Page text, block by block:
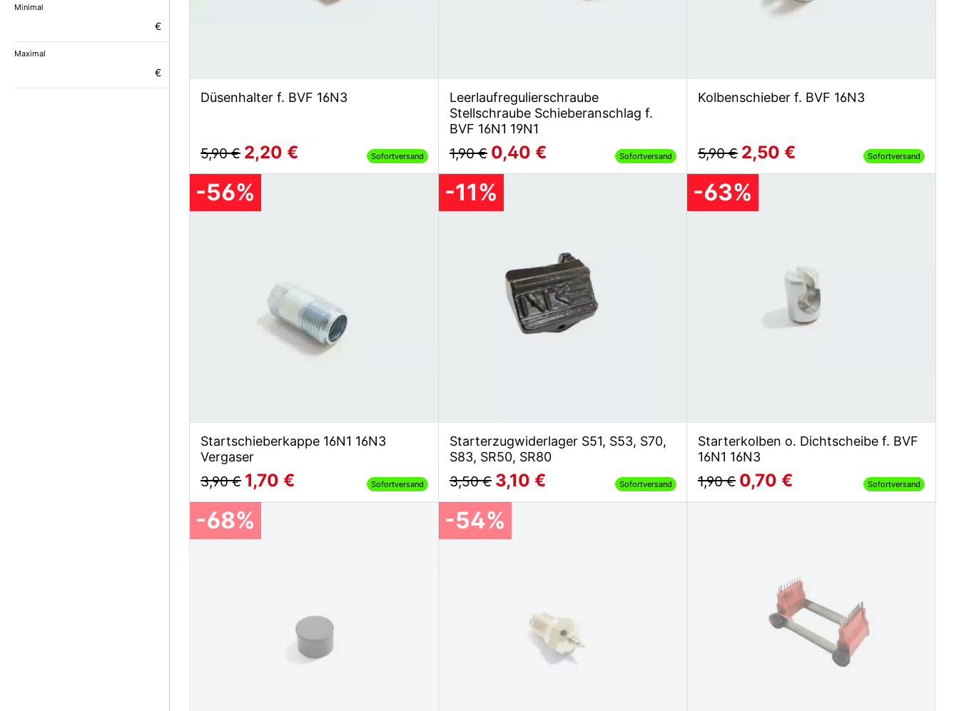
Minimal
€
Maximal
€
Düsenhalter f. BVF 16N3
5,90 € 2,20 € Sofortversand
Leerlaufregulierschraube
Stellschraube Schieberanschlag f.
BVF 16N1 19N1
1,90 € 0,40 € Sofortversand
Kolbenschieber f. BVF 16N3
5,90 € 2,50 € Sofortversand
Startschieberkappe 16N1 16N3
Vergaser
3,90 €
-56%
1,70 € Sofortversand
Starterzugwiderlager S51, S53, S70,
S83, SR50, SR80
3,50 €
-11%
3,10 € Sofortversand
Starterkolben o. Dichtscheibe f. BVF
16N1 16N3
1,90 €
-63%
0,70 € Sofortversand
-68% -54%